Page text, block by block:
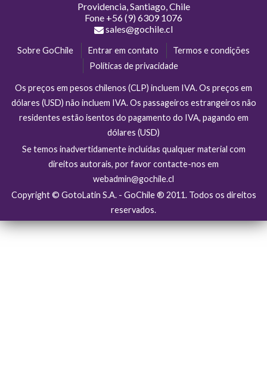
Providencia, Santiago, Chile
Fone +56 (9) 6309 1076
sales@gochile.cl
Sobre GoChile Entrar em contato
Termos e condições
Políticas de privacidade
Os preços em pesos chilenos (CLP) incluem IVA. Os preços em
dólares (USD) não incluem IVA. Os passageiros estrangeiros não
residentes estão isentos do pagamento do IVA, pagando em
dólares (USD)
Se temos inadvertidamente incluídas qualquer material com
direitos autorais, por favor contacte-nos em
webadmin@gochile.cl
Copyright © GotoLatin S.A. - GoChile ® 2011. Todos os direitos
reservados.